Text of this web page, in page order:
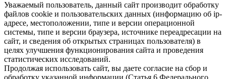
Уважаемый пользователь, данный сайт производит обработку
файлов cookie и пользовательских данных (информацию об ip-
адресе, местоположении, типе и версии операционной
системы, типе и версии браузера, источнике переадресации на
сайт, и сведения об открытых страницах пользователя) в
целях улучшения функционирования сайта и проведения
статистических исследований.
Продолжая использовать сайт, вы даете согласие на сбор и
обработку указанной информации (Статья 6 Федерального